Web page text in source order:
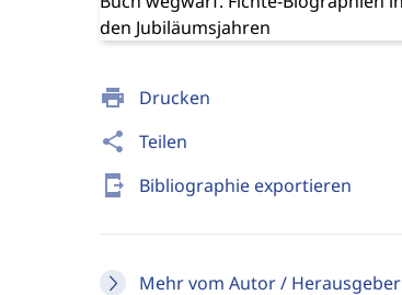
print Drucken
share Teilen
send_to_mobile Bibliographie exportieren
Mehr vom Autor / Herausgeber